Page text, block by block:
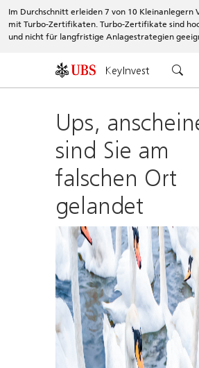
Im Durchschnitt erleiden 7 von 10 Kleinanlegern
mit Turbo-Zertifikaten. Turbo-Zertifikate sind
und nicht für langfristige Anlagestrategien
KeyInvest
Ups,
sind Sie am
falschen Ort
gelandet